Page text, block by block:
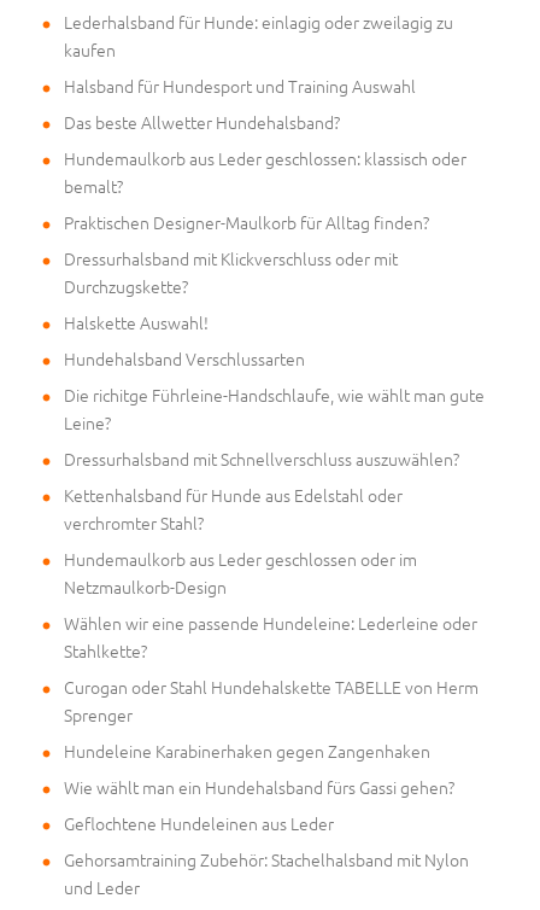
Lederhalsband für Hunde: einlagig oder zweilagig zu
kaufen
Halsband für Hundesport und Training Auswahl
Das beste Allwetter Hundehalsband?
Hundemaulkorb aus Leder geschlossen: klassisch oder
bemalt?
Praktischen Designer-Maulkorb für Alltag finden?
Dressurhalsband mit Klickverschluss oder mit
Durchzugskette?
Halskette Auswahl!
Hundehalsband Verschlussarten
Die richitge Führleine-Handschlaufe, wie wählt man gute
Leine?
Dressurhalsband mit Schnellverschluss auszuwählen?
Kettenhalsband für Hunde aus Edelstahl oder
verchromter Stahl?
Hundemaulkorb aus Leder geschlossen oder im
Netzmaulkorb-Design
Wählen wir eine passende Hundeleine: Lederleine oder
Stahlkette?
Curogan oder Stahl Hundehalskette TABELLE von Herm
Sprenger
Hundeleine Karabinerhaken gegen Zangenhaken
Wie wählt man ein Hundehalsband fürs Gassi gehen?
Geflochtene Hundeleinen aus Leder
Gehorsamtraining Zubehör: Stachelhalsband mit Nylon
und Leder